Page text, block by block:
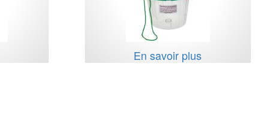
En savoir plus